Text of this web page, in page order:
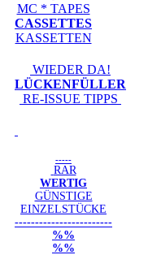
MC * TAPES
CASSETTES
KASSETTEN
WIEDER DA!
LÜCKENFÜLLER
RE-ISSUE TIPPS
-----
RAR
WERTIG
GÜNSTIGE
EINZELSTÜCKE
------------------------
%%
%%